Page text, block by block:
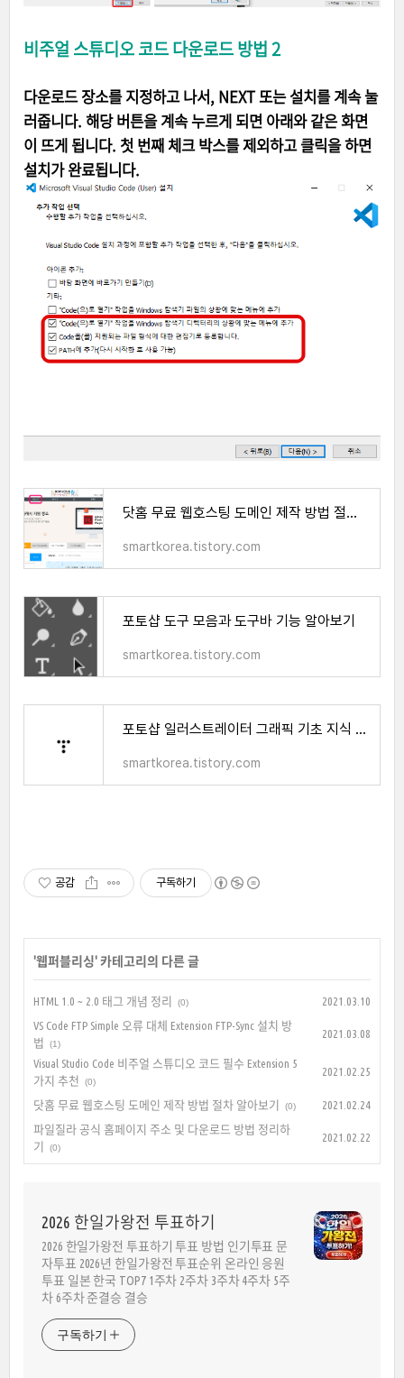
비주얼 스튜디오 코드 다운로드 방법 2
다운로드 장소를 지정하고 나서, NEXT 또는 설치를 계속 눌
러줍니다. 해당 버튼을 계속 누르게 되면 아래와 같은 화면
이 뜨게 됩니다. 첫 번째 체크 박스를 제외하고 클릭을 하면
설치가 완료됩니다.
닷홈 무료 웹호스팅 도메인 제작 방법 절차 알아보기
smartkorea.tistory.com
포토샵 도구 모음과 도구바 기능 알아보기
smartkorea.tistory.com
포토샵 일러스트레이터 그래픽 기초 지식 벡터와 비트맵 차이
smartkorea.tistory.com
공감 구독하기
'웹퍼블리싱' 카테고리의 다른 글
HTML 1.0 ~ 2.0 태그 개념 정리 (0)
2021.03.10
VS Code FTP Simple 오류 대체 Extension FTP-Sync 설치 방
법
(1)
2021.03.08
Visual Studio Code 비주얼 스튜디오 코드 필수 Extension 5
가지 추천
(0)
2021.02.25
닷홈 무료 웹호스팅 도메인 제작 방법 절차 알아보기 (0)
2021.02.24
파일질라 공식 홈페이지 주소 및 다운로드 방법 정리하
기
(0)
2021.02.22
2026 한일가왕전 투표하기
2026 한일가왕전 투표하기 투표 방법 인기투표 문
자투표 2026년 한일가왕전 투표순위 온라인 응원
투표 일본 한국 TOP7 1주차 2주차 3주차 4주차 5주
차 6주차 준결승 결승
구독하기